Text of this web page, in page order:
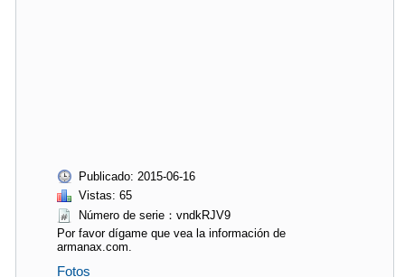
Publicado: 2015-06-16
Vistas: 65
Número de serie：vndkRJV9
Por favor dígame que vea la información de
armanax.com.
Fotos